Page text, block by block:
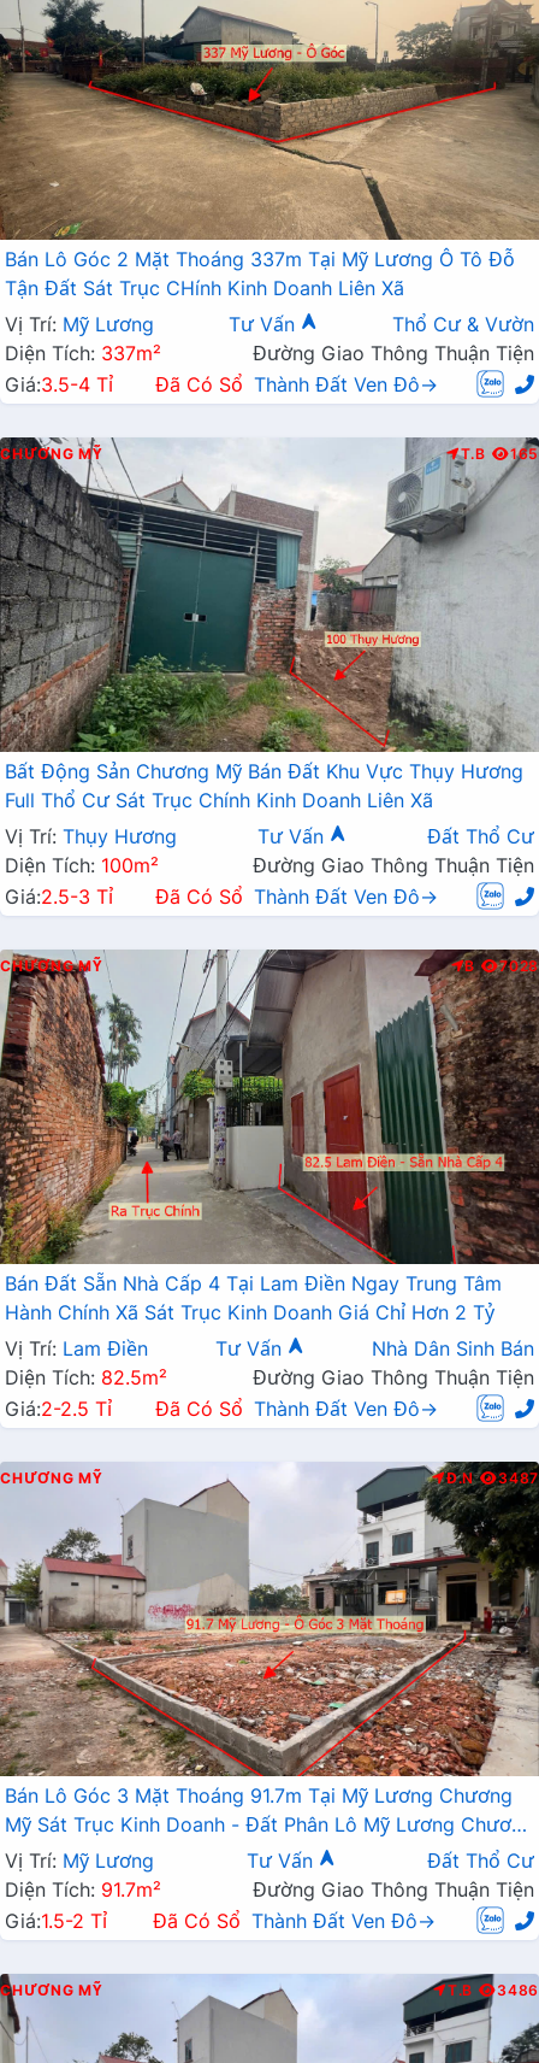
Bán Lô Góc 2 Mặt Thoáng 337m Tại Mỹ Lương Ô Tô Đỗ
Tận Đất Sát Trục CHính Kinh Doanh Liên Xã
Vị Trí: Mỹ Lương Tư Vấn
Thổ Cư & Vườn
Diện Tích: 337m²
Đường Giao Thông Thuận Tiện
Giá:3.5-4 Tỉ Đã Có Sổ Thành Đất Ven Đô→
CHƯƠNG MỸ T.B 165
Bất Động Sản Chương Mỹ Bán Đất Khu Vực Thụy Hương
Full Thổ Cư Sát Trục Chính Kinh Doanh Liên Xã
Vị Trí: Thụy Hương Tư Vấn
Đất Thổ Cư
Diện Tích: 100m²
Đường Giao Thông Thuận Tiện
Giá:2.5-3 Tỉ Đã Có Sổ Thành Đất Ven Đô→
CHƯƠNG MỸ B 7028
Bán Đất Sẵn Nhà Cấp 4 Tại Lam Điền Ngay Trung Tâm
Hành Chính Xã Sát Trục Kinh Doanh Giá Chỉ Hơn 2 Tỷ
Vị Trí: Lam Điền Tư Vấn
Nhà Dân Sinh Bán
Diện Tích: 82.5m²
Đường Giao Thông Thuận Tiện
Giá:2-2.5 Tỉ Đã Có Sổ Thành Đất Ven Đô→
CHƯƠNG MỸ Đ.N 3487
Bán Lô Góc 3 Mặt Thoáng 91.7m Tại Mỹ Lương Chương
Mỹ Sát Trục Kinh Doanh - Đất Phân Lô Mỹ Lương Chương
Mỹ
Vị Trí: Mỹ Lương Tư Vấn
Đất Thổ Cư
Diện Tích: 91.7m²
Đường Giao Thông Thuận Tiện
Giá:1.5-2 Tỉ Đã Có Sổ Thành Đất Ven Đô→
CHƯƠNG MỸ T.B 3486